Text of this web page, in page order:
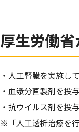
厚生労働
・人工腎臓を実施し
・血漿分画製剤を投
・抗ウイルス剤を投
※「人工透析治療を